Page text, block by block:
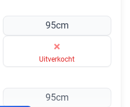
95cm
×
Uitverkocht
95cm